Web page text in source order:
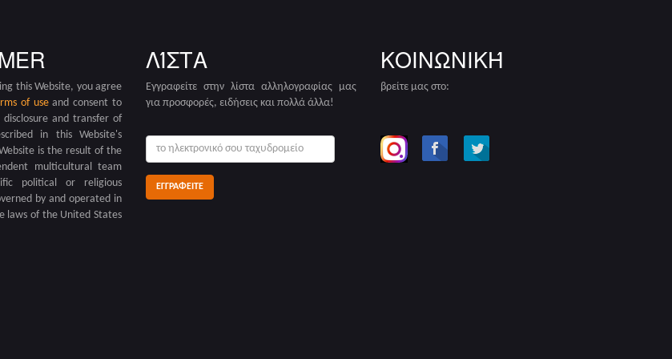
this Website, you agree
of useand consent to
and transfer of
in this Website's
is the result of the
multicultural team
political or religious
by and operated in
laws of the United States
ΛΊΣΤΑ
Εγγραφείτε στην λίστα αλληλογραφίας μας
για προσφορές, ειδήσεις και πολλά άλλα!
ηλεκτρονικό
σου
ταχυδρομείο:
ΚΟΙΝΩΝΙΚΉ
βρείτε μας στο: